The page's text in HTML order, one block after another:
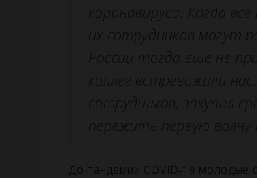
коронавируса. Когда
их сотрудников могут
России тогда еще не
коллег встревожили
сотрудников,
пережить первую волну
До пандемии COVID-19 молодые